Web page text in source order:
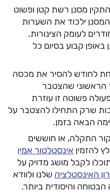
מסנן רשת קטן ופשוט
ילכוד את השערות
לעומק הצינורות.
באופן קבוע בסיום כל
לחודש להסיר את מכסה
הראשוני שהצטבר
פשוטה זו עוזרת
שרק התחילו להצטבר על
הבאה בזמן.
התקלה, או חוששים
להזמין אינסטלטור אמין
לקבל מושג מדויק על
האינסטלציה שלנו ולוודא
והיסודית ביותר.